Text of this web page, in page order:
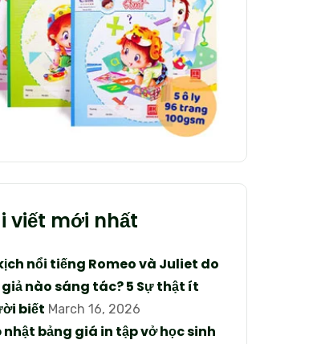
viết mới nhất
nổi tiếng Romeo và Juliet do
nào sáng tác? 5 Sự thật ít
biết March 16, 2026
nhật bảng giá in tập vở học sinh